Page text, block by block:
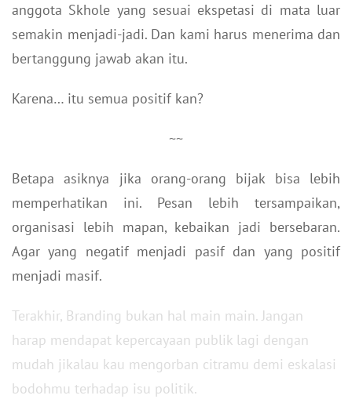
anggota Skhole yang sesuai ekspetasi di mata luar
semakin menjadi-jadi. Dan kami harus menerima dan
bertanggung jawab akan itu.
Karena… itu semua positif kan?
~~
Betapa asiknya jika orang-orang bijak bisa lebih
memperhatikan ini. Pesan lebih tersampaikan,
organisasi lebih mapan, kebaikan jadi bersebaran.
Agar yang negatif menjadi pasif dan yang positif
menjadi masif.
Terakhir, Branding bukan hal main main. Jangan
harap mendapat kepercayaan publik lagi dengan
mudah jikalau kau mengorban citramu demi eskalasi
bodohmu terhadap isu politik.